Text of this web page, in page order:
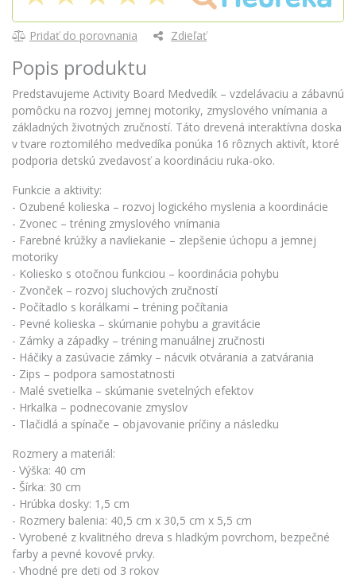
Pridať do porovnania Zdieľať
Popis produktu
Predstavujeme Activity Board Medvedík – vzdelávaciu a zábavnú
pomôcku na rozvoj jemnej motoriky, zmyslového vnímania a
základných životných zručností. Táto drevená interaktívna doska
v tvare roztomilého medvedíka ponúka 16 rôznych aktivít, ktoré
podporia detskú zvedavosť a koordináciu ruka-oko.
Funkcie a aktivity:
- Ozubené kolieska – rozvoj logického myslenia a koordinácie
- Zvonec – tréning zmyslového vnímania
- Farebné krúžky a navliekanie – zlepšenie úchopu a jemnej
motoriky
- Koliesko s otočnou funkciou – koordinácia pohybu
- Zvonček – rozvoj sluchových zručností
- Počítadlo s korálkami – tréning počítania
- Pevné kolieska – skúmanie pohybu a gravitácie
- Zámky a západky – tréning manuálnej zručnosti
- Háčiky a zasúvacie zámky – nácvik otvárania a zatvárania
- Zips – podpora samostatnosti
- Malé svetielka – skúmanie svetelných efektov
- Hrkalka – podnecovanie zmyslov
- Tlačidlá a spínače – objavovanie príčiny a následku
Rozmery a materiál:
- Výška: 40 cm
- Šírka: 30 cm
- Hrúbka dosky: 1,5 cm
- Rozmery balenia: 40,5 cm x 30,5 cm x 5,5 cm
- Vyrobené z kvalitného dreva s hladkým povrchom, bezpečné
farby a pevné kovové prvky.
- Vhodné pre deti od 3 rokov